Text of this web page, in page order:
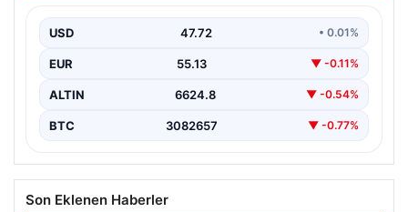
ailesinin öyküsü, sosyal medyada geniş yankı
uyarmaya…
USD 47.72 • 0.01%
EUR 55.13 ▼ -0.11%
ALTIN 6624.8 ▼ -0.54%
BTC 3082657 ▼ -0.77%
Son Eklenen Haberler